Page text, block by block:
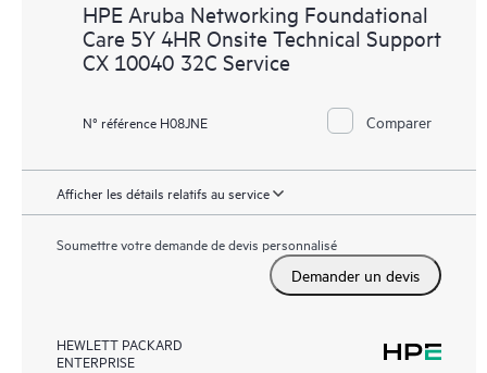
HPE Aruba Networking Foundational
Care 5Y 4HR Onsite Technical Support
CX 10040 32C Service
N° référence H08JNE Comparer
Afficher les détails relatifs au service
Soumettre votre demande de devis personnalisé
Demander un devis
HEWLETT PACKARD
ENTERPRISE